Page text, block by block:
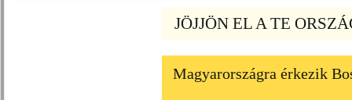
JÖJJÖN EL A TE
Magyarországra érkezik